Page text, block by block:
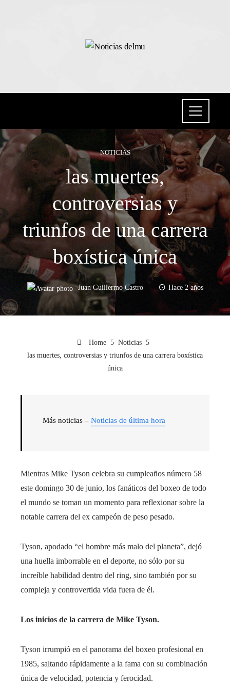
NOTICIAS
las muertes,
controversias y
triunfos de una carrera
boxística única
Juan Guillermo Castro Hace 2 años
Home
Noticias
las muertes, controversias y triunfos de una carrera boxística
única
Más noticias – Noticias de última hora
Mientras Mike Tyson celebra su cumpleaños número 58
este domingo 30 de junio, los fanáticos del boxeo de todo
el mundo se toman un momento para reflexionar sobre la
notable carrera del ex campeón de peso pesado.
Tyson, apodado “el hombre más malo del planeta”, dejó
una huella imborrable en el deporte, no sólo por su
increíble habilidad dentro del ring, sino también por su
compleja y controvertida vida fuera de él.
Los inicios de la carrera de Mike Tyson.
Tyson irrumpió en el panorama del boxeo profesional en
1985, saltando rápidamente a la fama con su combinación
única de velocidad, potencia y ferocidad.